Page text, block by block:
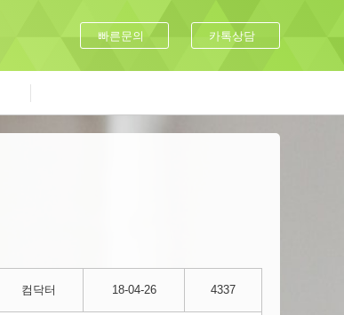
빠른문의 카톡상담
컴닥터 18-04-26 4337